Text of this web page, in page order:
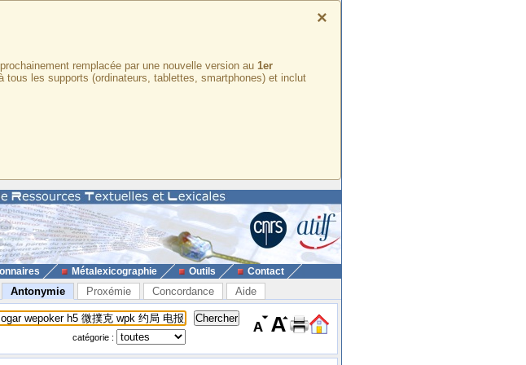
×
remplacée par une nouvelle version au 1er
tous les supports (ordinateurs, tablettes, smartphones) et inclut
Métalexicographie Outils Contact
Antonymie Proxémie Concordance Aide
catégorie :